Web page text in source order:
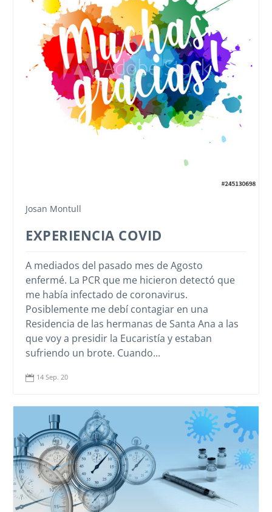
Josan Montull
EXPERIENCIA COVID
A mediados del pasado mes de Agosto
enfermé. La PCR que me hicieron detectó que
me había infectado de coronavirus.
Posiblemente me debí contagiar en una
Residencia de las hermanas de Santa Ana a las
que voy a presidir la Eucaristía y estaban
sufriendo un brote. Cuando...
 14 Sep. 20